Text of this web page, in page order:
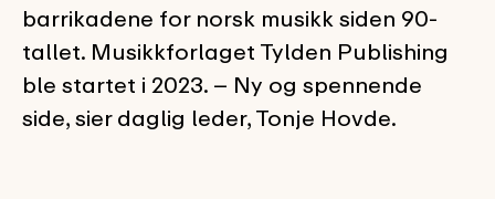
barrikadene for norsk musikk siden 90-
tallet. Musikkforlaget Tylden Publishing
ble startet i 2023. – Ny og spennende
side, sier daglig leder, Tonje Hovde.